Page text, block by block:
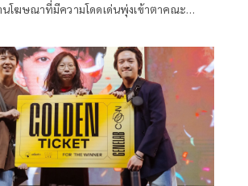
นโฆษณาที่มีความโดดเด่นพุ่งเข้าตาคณะ
& Symposium 2024 จัดขึ้น
Music ขึ้นมาใหม่ และมิวสิกวิดีโอจาก
าจะเป็น genie records และ GeneLab ก็คว้า
ต็มกระเป๋า